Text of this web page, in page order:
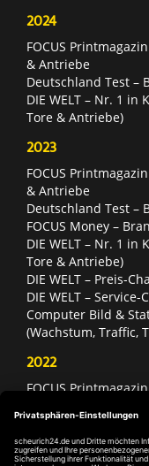
2024
FOCUS
& Antriebe
Deutschland Test –
DIE WELT – Nr. 1
Tore & Antriebe)
2023
FOCUS
& Antriebe
Deutschland Test –
FOCUS Money –
DIE WELT – Nr. 1
Tore & Antriebe)
DIE WELT – Preis-
DIE WELT –
Computer Bild &
(Wachstum, Traffic,
2022
FOCUS
Deutschland Test –
FOCUS Money –
DIE WELT –